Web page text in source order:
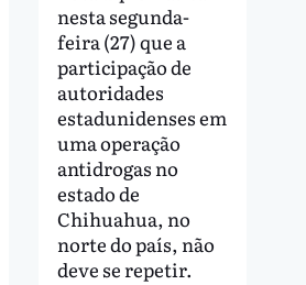
nesta segunda-
feira (27) que a
participação de
autoridades
estadunidenses em
uma operação
antidrogas no
estado de
Chihuahua, no
norte do país, não
deve se repetir.